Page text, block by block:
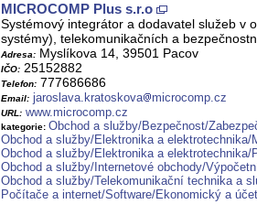
MICROCOMP Plus s.r.o
Systémový integrátor a dodavatel služeb v
systémy), telekomunikačních a
Adresa: Myslíkova 14, 39501 Pacov
IČO: 25152882
Telefon: 777686686
Email: jaroslava.kratoskova microcomp.cz
URL: www.microcomp.cz
kategorie: Obchod a služby/Bezpečnost/
Obchod a služby/Elektronika a
Obchod a služby/Elektronika a elektrotechnika/
Obchod a služby/Internetové obchody/
Obchod a služby/Telekomunikační technika a
Počítače a internet/Software/Ekonomický a